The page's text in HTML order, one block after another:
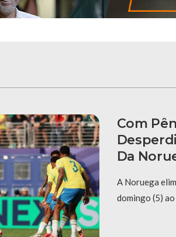
Com
Da
A Noruega
domingo (5)